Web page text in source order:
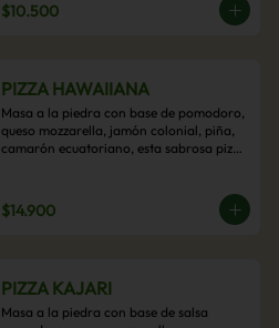
$10.500
PIZZA HAWAIIANA
Masa a la piedra con base de pomodoro,
queso mozzarella, jamón colonial, piña,
camarón ecuatoriano, esta sabrosa pizza
$14.900
PIZZA KAJARI
Masa a la piedra con base de salsa